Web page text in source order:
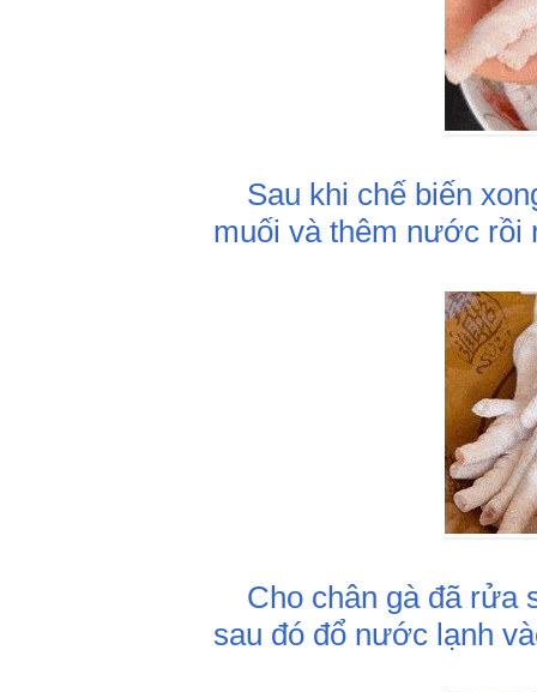
Sau khi chế biến
muối và thêm nước rồi
Cho chân gà đã rửa
sau đó đổ nước lạnh